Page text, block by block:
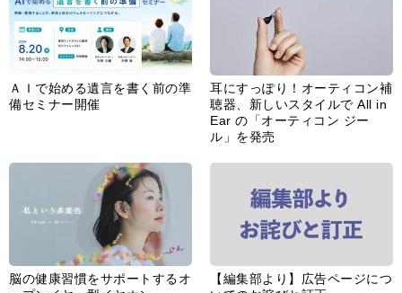
ＡＩで始める遺言を書く前の準
備セミナー開催
耳にすっぽり！オーティコン補
聴器、新しいスタイルで All in
Ear の「オーティコン ジー
ル」を発売
脳の健康習慣をサポートするオ
【編集部より】広告ページにつ